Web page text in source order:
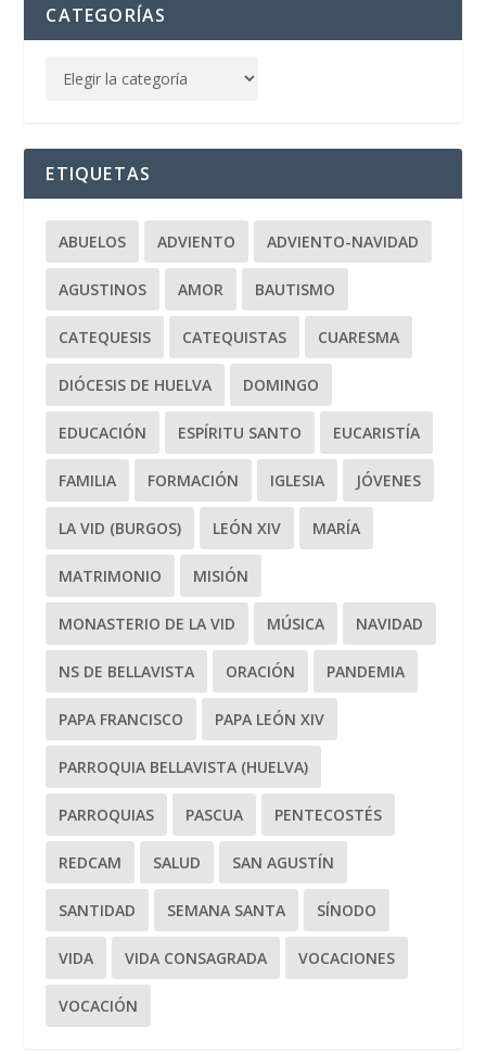
CATEGORÍAS
ETIQUETAS
ABUELOS ADVIENTO ADVIENTO-NAVIDAD
AGUSTINOS AMOR BAUTISMO
CATEQUESIS CATEQUISTAS CUARESMA
DIÓCESIS DE HUELVA DOMINGO
EDUCACIÓN ESPÍRITU SANTO EUCARISTÍA
FAMILIA FORMACIÓN IGLESIA JÓVENES
LA VID (BURGOS) LEÓN XIV MARÍA
MATRIMONIO MISIÓN
MONASTERIO DE LA VID MÚSICA NAVIDAD
NS DE BELLAVISTA ORACIÓN PANDEMIA
PAPA FRANCISCO PAPA LEÓN XIV
PARROQUIA BELLAVISTA (HUELVA)
PARROQUIAS PASCUA PENTECOSTÉS
REDCAM SALUD SAN AGUSTÍN
SANTIDAD SEMANA SANTA SÍNODO
VIDA VIDA CONSAGRADA VOCACIONES
VOCACIÓN